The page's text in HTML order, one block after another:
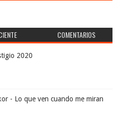
COMENTARIOS
2020
- Lo que ven cuando me miran